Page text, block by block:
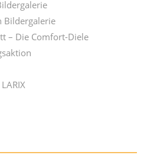
Bildergalerie
– Die Comfort-Diele